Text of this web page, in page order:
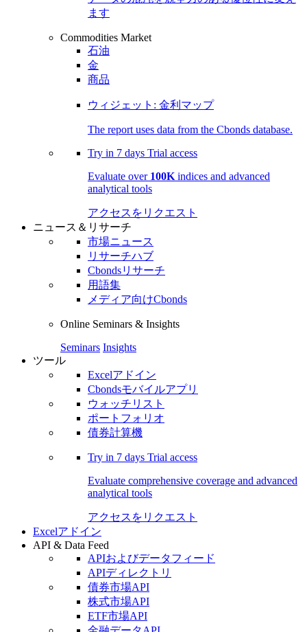
ます
Commodities Market
石油
金
商品
ウィジェット: 金利マップ
The report uses data from the Cbonds database.
Try in 7 days Trial access
Evaluate over 100K indices and advanced
analytical tools
アクセスをリクエスト
ニュース＆リサーチ
市場ニュース
リサーチハブ
Cbondsリサーチ
用語集
メディア向けCbonds
Online Seminars & Insights
Seminars Insights
ツール
Excelアドイン
Cbondsモバイルアプリ
ウォッチリスト
ポートフォリオ
債券計算機
Try in 7 days Trial access
Evaluate comprehensive coverage and advanced
analytical tools
アクセスをリクエスト
Excelアドイン
API & Data Feed
APIおよびデータフィード
APIディレクトリ
債券市場API
株式市場API
ETF市場API